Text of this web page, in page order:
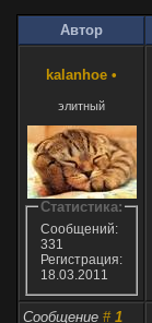
Автор
kalanhoe •
элитный
Статистика:
Сообщений:
331
Регистрация:
18.03.2011
Сообщение # 1